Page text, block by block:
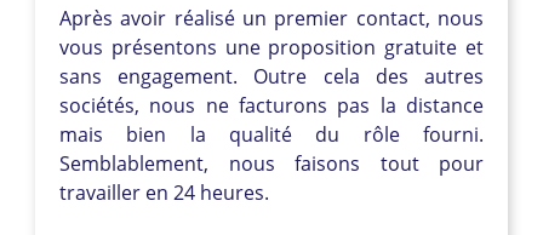
Après avoir réalisé un premier contact, nous
vous présentons une proposition gratuite et
sans engagement. Outre cela des autres
sociétés, nous ne facturons pas la distance
mais bien la qualité du rôle fourni.
Semblablement, nous faisons tout pour
travailler en 24 heures.